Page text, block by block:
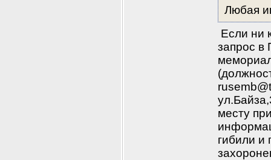
Любая
Если ни
запрос в
месту
гибили и